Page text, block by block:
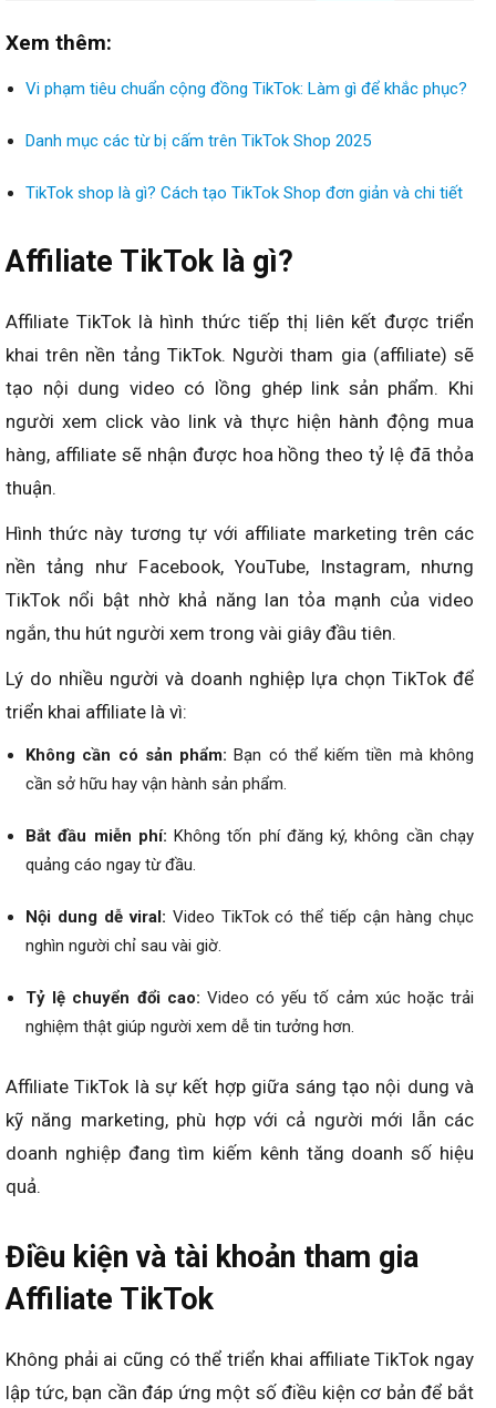
Xem thêm:
Vi phạm tiêu chuẩn cộng đồng TikTok: Làm gì để khắc phục?
Danh mục các từ bị cấm trên TikTok Shop 2025
TikTok shop là gì? Cách tạo TikTok Shop đơn giản và chi tiết
Affiliate TikTok là gì?
Affiliate TikTok là hình thức tiếp thị liên kết được triển
khai trên nền tảng TikTok. Người tham gia (affiliate) sẽ
tạo nội dung video có lồng ghép link sản phẩm. Khi
người xem click vào link và thực hiện hành động mua
hàng, affiliate sẽ nhận được hoa hồng theo tỷ lệ đã thỏa
thuận.
Hình thức này tương tự với affiliate marketing trên các
nền tảng như Facebook, YouTube, Instagram, nhưng
TikTok nổi bật nhờ khả năng lan tỏa mạnh của video
ngắn, thu hút người xem trong vài giây đầu tiên.
Lý do nhiều người và doanh nghiệp lựa chọn TikTok để
triển khai affiliate là vì:
Không cần có sản phẩm: Bạn có thể kiếm tiền mà không
cần sở hữu hay vận hành sản phẩm.
Bắt đầu miễn phí: Không tốn phí đăng ký, không cần chạy
quảng cáo ngay từ đầu.
Nội dung dễ viral: Video TikTok có thể tiếp cận hàng chục
nghìn người chỉ sau vài giờ.
Tỷ lệ chuyển đổi cao: Video có yếu tố cảm xúc hoặc trải
nghiệm thật giúp người xem dễ tin tưởng hơn.
Affiliate TikTok là sự kết hợp giữa sáng tạo nội dung và
kỹ năng marketing, phù hợp với cả người mới lẫn các
doanh nghiệp đang tìm kiếm kênh tăng doanh số hiệu
quả.
Điều kiện và tài khoản tham gia
Affiliate TikTok
Không phải ai cũng có thể triển khai affiliate TikTok ngay
lập tức, bạn cần đáp ứng một số điều kiện cơ bản để bắt